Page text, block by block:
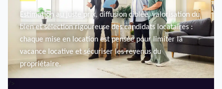
/>
Estimation au juste prix, diffusion ciblée, valorisation du
bien et sélection rigoureuse des candidats locataires :
chaque mise en location est pensée pour limiter la
vacance locative et sécuriser les revenus du
propriétaire.